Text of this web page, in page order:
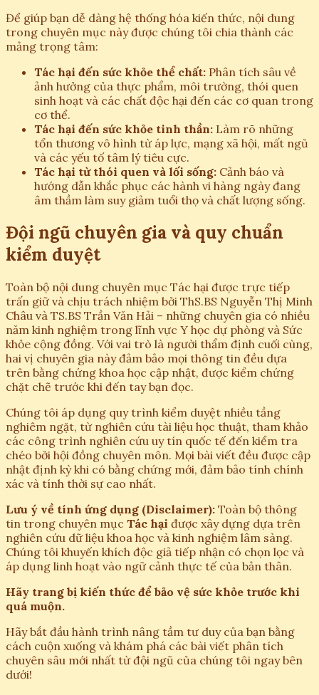
Để giúp bạn dễ dàng hệ thống hóa kiến thức, nội dung
trong chuyên mục này được chúng tôi chia thành các
mảng trọng tâm:
Tác hại đến sức khỏe thể chất: Phân tích sâu về
ảnh hưởng của thực phẩm, môi trường, thói quen
sinh hoạt và các chất độc hại đến các cơ quan trong
cơ thể.
Tác hại đến sức khỏe tinh thần: Làm rõ những
tổn thương vô hình từ áp lực, mạng xã hội, mất ngủ
và các yếu tố tâm lý tiêu cực.
Tác hại từ thói quen và lối sống: Cảnh báo và
hướng dẫn khắc phục các hành vi hàng ngày đang
âm thầm làm suy giảm tuổi thọ và chất lượng sống.
Đội ngũ chuyên gia và quy chuẩn
kiểm duyệt
Toàn bộ nội dung chuyên mục Tác hại được trực tiếp
trấn giữ và chịu trách nhiệm bởi ThS.BS Nguyễn Thị Minh
Châu và TS.BS Trần Văn Hải – những chuyên gia có nhiều
năm kinh nghiệm trong lĩnh vực Y học dự phòng và Sức
khỏe cộng đồng. Với vai trò là người thẩm định cuối cùng,
hai vị chuyên gia này đảm bảo mọi thông tin đều dựa
trên bằng chứng khoa học cập nhật, được kiểm chứng
chặt chẽ trước khi đến tay bạn đọc.
Chúng tôi áp dụng quy trình kiểm duyệt nhiều tầng
nghiêm ngặt, từ nghiên cứu tài liệu học thuật, tham khảo
các công trình nghiên cứu uy tín quốc tế đến kiểm tra
chéo bởi hội đồng chuyên môn. Mọi bài viết đều được cập
nhật định kỳ khi có bằng chứng mới, đảm bảo tính chính
xác và tính thời sự cao nhất.
Lưu ý về tính ứng dụng (Disclaimer): Toàn bộ thông
tin trong chuyên mục Tác hại được xây dựng dựa trên
nghiên cứu dữ liệu khoa học và kinh nghiệm lâm sàng.
Chúng tôi khuyến khích độc giả tiếp nhận có chọn lọc và
áp dụng linh hoạt vào ngữ cảnh thực tế của bản thân.
Hãy trang bị kiến thức để bảo vệ sức khỏe trước khi
quá muộn.
Hãy bắt đầu hành trình nâng tầm tư duy của bạn bằng
cách cuộn xuống và khám phá các bài viết phân tích
chuyên sâu mới nhất từ đội ngũ của chúng tôi ngay bên
dưới!